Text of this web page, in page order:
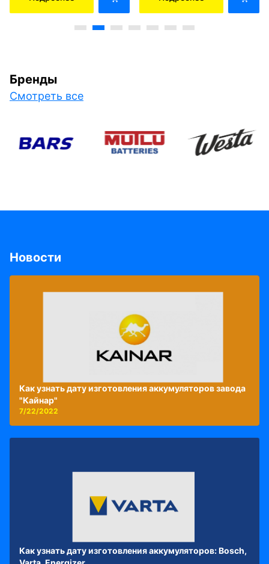
Бренды
Смотреть все
Новости
Как узнать дату изготовления аккумуляторов завода
"Кайнар"
7/22/2022
Как узнать дату изготовления аккумуляторов: Bosch,